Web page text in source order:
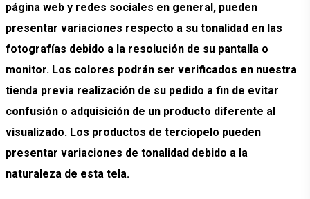
página web y redes sociales en general, pueden
presentar variaciones respecto a su tonalidad en las
fotografías debido a la resolución de su pantalla o
monitor. Los colores podrán ser verificados en nuestra
tienda previa realización de su pedido a fin de evitar
confusión o adquisición de un producto diferente al
visualizado. Los productos de terciopelo pueden
presentar variaciones de tonalidad debido a la
naturaleza de esta tela.